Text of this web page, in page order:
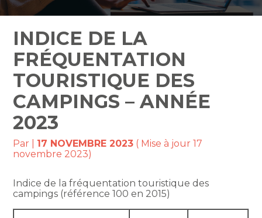
INDICE DE LA
FRÉQUENTATION
TOURISTIQUE DES
CAMPINGS – ANNÉE
2023
Par 17 NOVEMBRE 2023 ( Mise à jour 17
novembre 2023)
Indice de la fréquentation touristique des
campings (référence 100 en 2015)